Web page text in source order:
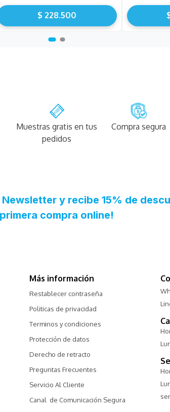
$ 228.500
Muestras gratis en tus
pedidos
Compra segura
Más información
Restablecer contraseña
Politicas de privacidad
Terminos y condiciones
Protección de datos
Derecho de retracto
Preguntas Frecuentes
Servicio Al Cliente
Canal  de Comunicación Segura